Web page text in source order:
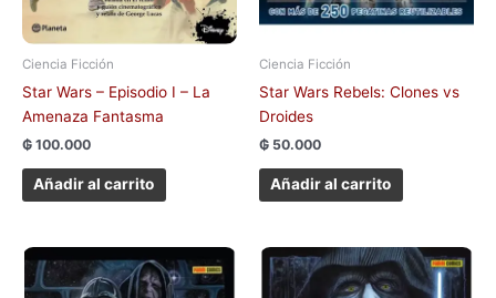
Ciencia Ficción
Star Wars – Episodio I – La
Amenaza Fantasma
₲ 100.000
Añadir al carrito
Ciencia Ficción
Star Wars Rebels: Clones vs
Droides
₲ 50.000
Añadir al carrito